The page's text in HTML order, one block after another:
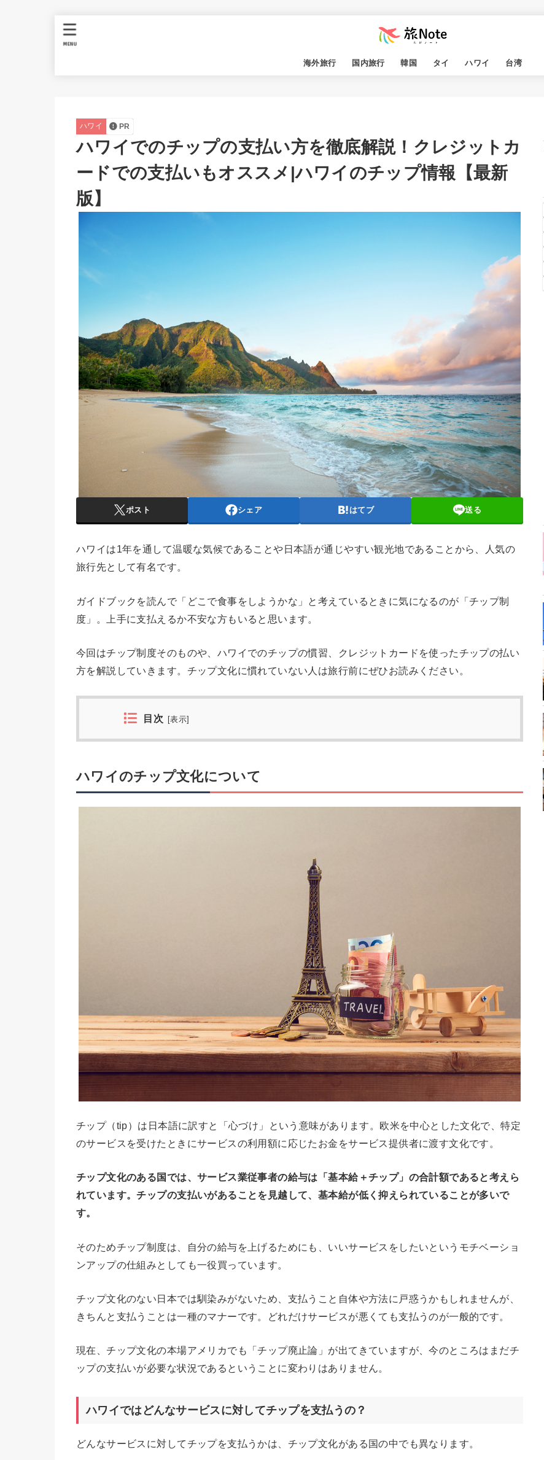
海外旅行 国内旅行 韓国 タイ ハワイ 台湾
MENU
ハワイ PR
ハワイでのチップの支払い方を徹底解説！クレジットカ
ードでの支払いもオススメ|ハワイのチップ情報【最新
版】
ポスト シェア はてブ 送る
ハワイは1年を通して温暖な気候であることや日本語が通じやすい観光地であることから、人気の
旅行先として有名です。
ガイドブックを読んで「どこで食事をしようかな」と考えているときに気になるのが「チップ制
度」。上手に支払えるか不安な方もいると思います。
今回はチップ制度そのものや、ハワイでのチップの慣習、クレジットカードを使ったチップの払い
方を解説していきます。チップ文化に慣れていない人は旅行前にぜひお読みください。
目次 [表示
ハワイのチップ文化について
チップ（tip）は日本語に訳すと「心づけ」という意味があります。欧米を中心とした文化で、特定
のサービスを受けたときにサービスの利用額に応じたお金をサービス提供者に渡す文化です。
チップ文化のある国では、サービス業従事者の給与は「基本給＋チップ」の合計額であると考えら
れています。チップの支払いがあることを見越して、基本給が低く抑えられていることが多いで
す。
そのためチップ制度は、自分の給与を上げるためにも、いいサービスをしたいというモチベーショ
ンアップの仕組みとしても一役買っています。
チップ文化のない日本では馴染みがないため、支払うこと自体や方法に戸惑うかもしれませんが、
きちんと支払うことは一種のマナーです。どれだけサービスが悪くても支払うのが一般的です。
現在、チップ文化の本場アメリカでも「チップ廃止論」が出てきていますが、今のところはまだチ
ップの支払いが必要な状況であるということに変わりはありません。
ハワイではどんなサービスに対してチップを支払うの？
どんなサービスに対してチップを支払うかは、チップ文化がある国の中でも異なります。